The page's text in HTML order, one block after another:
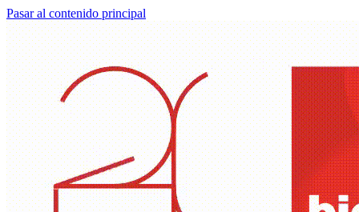
Pasar al contenido principal